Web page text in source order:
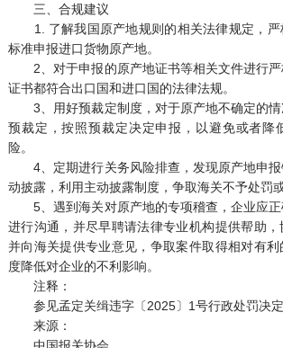
三、合规建议
1. 了解我国原产地规则的相关法律规定，严
标准申报进口货物原产地。
2、对于申报的原产地证书等相关文件进行严
证书都符合出口国和进口国的法律法规。
3、用好预裁定制度，对于原产地不确定的情
预裁定，按照预裁定决定申报，以避免或者降
险。
4、定期进行关务风险排查，发现原产地申报
动披露，利用主动披露制度，争取海关不予处罚
5、遇到海关对原产地的专项稽查，企业应正
进行沟通，并尽早聘请法律专业机构提供帮助，
并向海关提供专业意见，争取案件取得相对有
度降低对企业的不利影响。
注释：
参见孟定关缉违字〔2025〕1号行政处罚决
来源：